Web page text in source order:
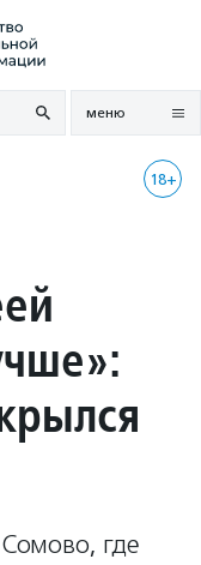
меню
18+
где